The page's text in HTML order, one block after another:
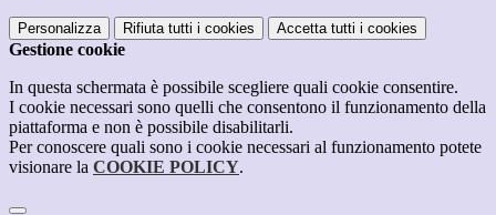
Personalizza Rifiuta tutti i cookies Accetta tutti i cookies
Gestione cookie
In questa schermata è possibile scegliere quali cookie consentire.
I cookie necessari sono quelli che consentono il funzionamento della
piattaforma e non è possibile disabilitarli.
Per conoscere quali sono i cookie necessari al funzionamento potete
visionare la COOKIE POLICY.